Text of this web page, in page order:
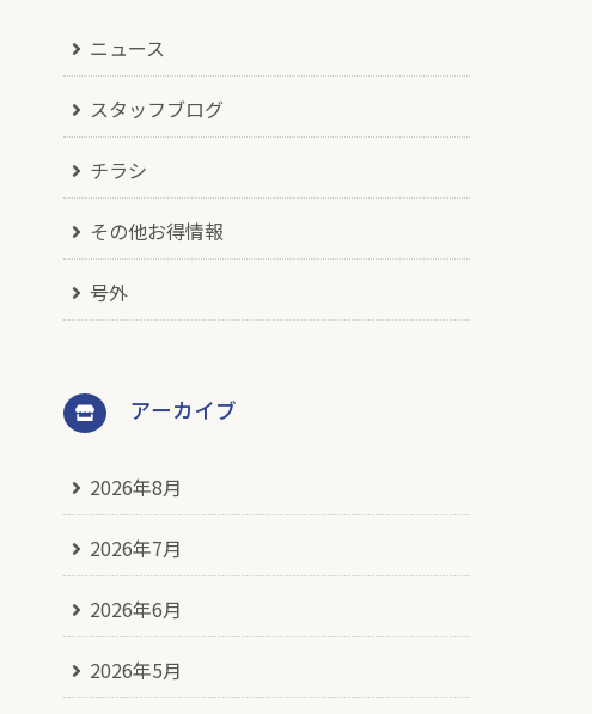
ニュース
スタッフブログ
チラシ
その他お得情報
号外
アーカイブ
2026年8月
2026年7月
2026年6月
2026年5月